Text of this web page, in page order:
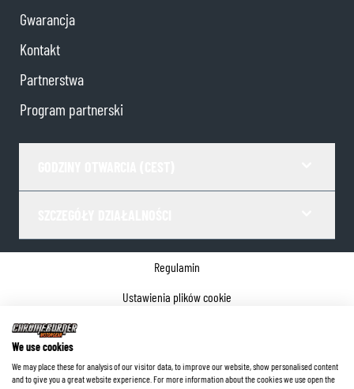
Gwarancja
Kontakt
Partnerstwa
Program partnerski
Regulamin
Ustawienia plików cookie
We use cookies
We may place these for analysis of our visitor data, to improve our website, show personalised content
and to give you a great website experience. For more information about the cookies we use open the